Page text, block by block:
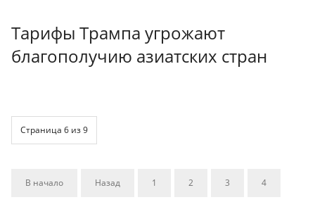
Тарифы Трампа угрожают
благополучию азиатских стран
Страница 6 из 9
В начало Назад 1 2 3 4